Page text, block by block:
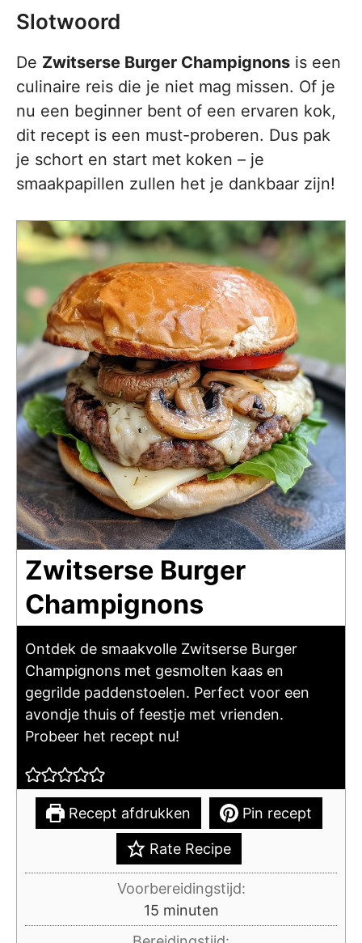
Slotwoord
De Zwitserse Burger Champignons is een
culinaire reis die je niet mag missen. Of je
nu een beginner bent of een ervaren kok,
dit recept is een must-proberen. Dus pak
je schort en start met koken – je
smaakpapillen zullen het je dankbaar zijn!
Zwitserse Burger
Champignons
Ontdek de smaakvolle Zwitserse Burger
Champignons met gesmolten kaas en
gegrilde paddenstoelen. Perfect voor een
avondje thuis of feestje met vrienden.
Probeer het recept nu!
Recept afdrukken Pin recept
Rate Recipe
Voorbereidingstijd:
15minuten
minuten